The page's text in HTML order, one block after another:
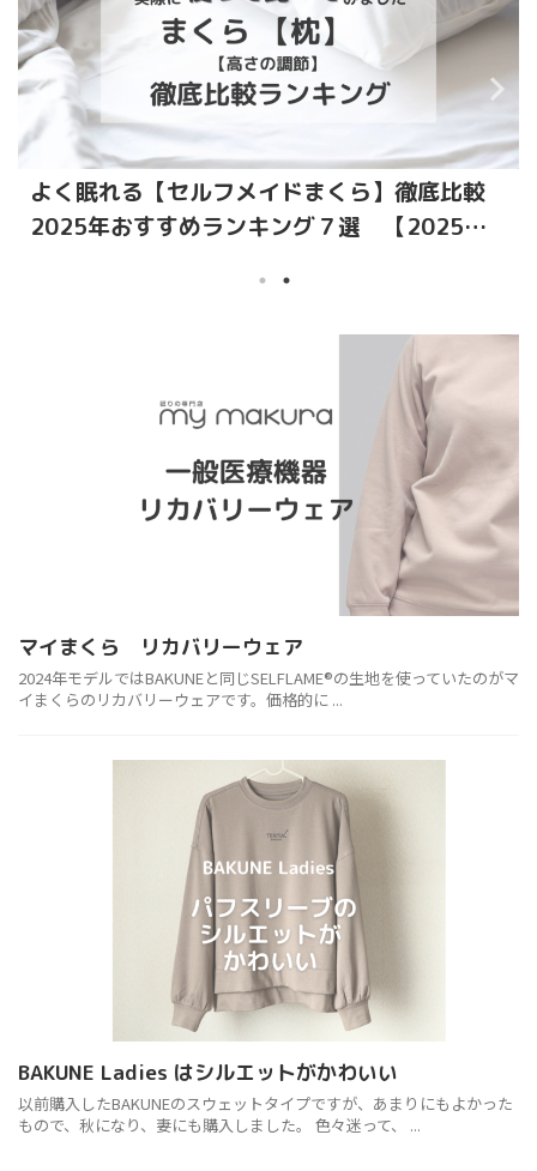
よく眠れる【セルフメイドまくら】徹底比較
2025年おすすめランキング７選 【2025決
マイまくら リカバリーウェア
2024年モデルではBAKUNEと同じSELFLAME®の生地を使っていたのがマ
イまくらのリカバリーウェアです。価格的に ...
BAKUNE Ladies はシルエットがかわいい
以前購入したBAKUNEのスウェットタイプですが、あまりにもよかった
もので、秋になり、妻にも購入しました。 色々迷って、 ...